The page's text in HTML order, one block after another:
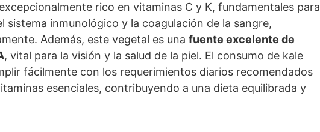
rico en vitaminas C y K, fundamentales para
sistema inmunológico y la coagulación de la sangre,
Además, este vegetal es una fuente excelente de
, vital para la visión y la salud de la piel. El consumo de kale
fácilmente con los requerimientos diarios recomendados
esenciales, contribuyendo a una dieta equilibrada y